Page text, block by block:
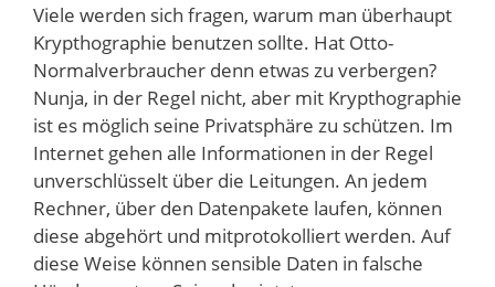
Viele werden sich fragen, warum man überhaupt
Krypthographie benutzen sollte. Hat Otto-
Normalverbraucher denn etwas zu verbergen?
Nunja, in der Regel nicht, aber mit Krypthographie
ist es möglich seine Privatsphäre zu schützen. Im
Internet gehen alle Informationen in der Regel
unverschlüsselt über die Leitungen. An jedem
Rechner, über den Datenpakete laufen, können
diese abgehört und mitprotokolliert werden. Auf
diese Weise können sensible Daten in falsche